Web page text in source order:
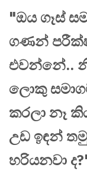
"ඔය ගෑස්
ගණන්
එවන්නේ..
ලොකු
කරලා නෑ
උඩ ඉඳන්
හරියනවා